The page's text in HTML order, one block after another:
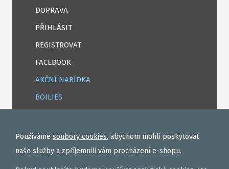
DOPRAVA
PŘIHLÁSIT
REGISTROVAT
FACEBOOK
AKČNÍ NABÍDKA
BOILIES
TEKUTÉ
OBALOVAČKY
VAŘENÝ PARTIKL
Používáme soubory cookies, abychom mohli poskytovat
naše služby a zpříjemnili vám procházení e-shopu.